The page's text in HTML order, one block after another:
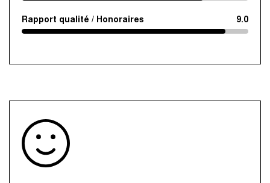
Rapport qualité / Honoraires 9.0